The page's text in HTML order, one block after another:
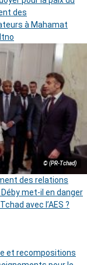
des
à Mahamat
© (PR-Tchad)
des relations
met-il en danger
avec l’AES ?
et recompositions